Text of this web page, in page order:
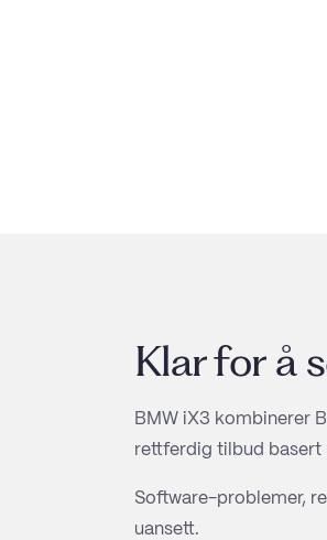
Klar for å
BMW iX3 kombinerer
rettferdig tilbud basert
Software-problemer,
uansett.